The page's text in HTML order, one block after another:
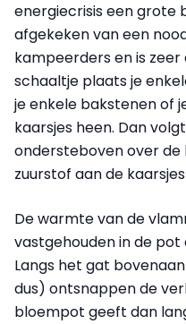
energiecrisis een grote
afgekeken van een
kampeerders en is zeer
schaaltje plaats je
je enkele bakstenen of
kaarsjes heen. Dan
ondersteboven over de
zuurstof aan de
De warmte van de
vastgehouden in de
Langs het gat
dus) ontsnappen de
bloempot geeft dan